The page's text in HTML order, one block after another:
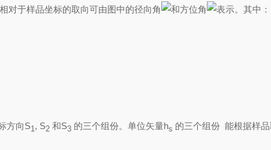
对于样品坐标的取向可由图中的径向角 和方位角 表示。其中：
方向S1, S2 和S3 的三个组份。单位矢量hs 的三个组份 能根据样